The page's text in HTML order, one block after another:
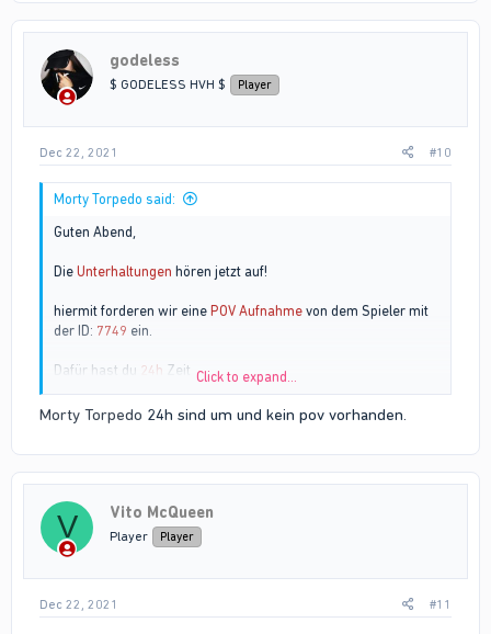
o
n
s
godeless
$ GODELESS HVH $ Player
Dec 22, 2021 #10
Morty Torpedo said:
Guten Abend,
Die Unterhaltungen hören jetzt auf!
hiermit forderen wir eine POV Aufnahme von dem Spieler mit
der ID: 7749 ein.
Dafür hast du 24h Zeit
MfG
Click to expand...
Morty Torpedo 24h sind um und kein pov vorhanden.
V Vito McQueen
Player Player
Dec 22, 2021 #11